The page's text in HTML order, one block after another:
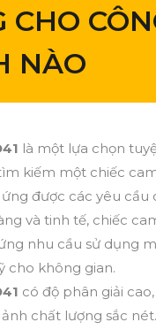
CHO
NÀO
là một lựa chọn
kiếm một chiếc
được các yêu cầu
và tinh tế, chiếc
nhu cầu sử dụng
cho không gian.
có độ phân giải
chất lượng sắc